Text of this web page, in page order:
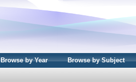
Browse by Year Browse by Subject